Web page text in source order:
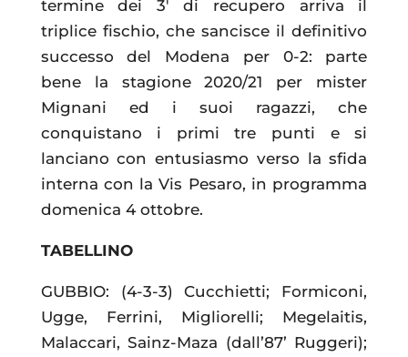
termine dei 3′ di recupero arriva il
triplice fischio, che sancisce il definitivo
successo del Modena per 0-2: parte
bene la stagione 2020/21 per mister
Mignani ed i suoi ragazzi, che
conquistano i primi tre punti e si
lanciano con entusiasmo verso la sfida
interna con la Vis Pesaro, in programma
domenica 4 ottobre.
TABELLINO
GUBBIO: (4-3-3) Cucchietti; Formiconi,
Ugge, Ferrini, Migliorelli; Megelaitis,
Malaccari, Sainz-Maza (dall’87’ Ruggeri);